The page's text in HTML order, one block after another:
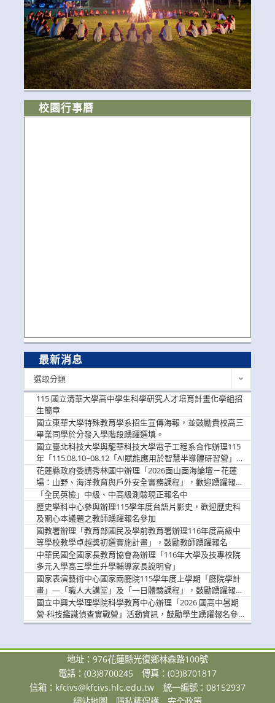
校園行事曆
最新消息
選取分類
115 國立清華大學高中學生科學研究人才培育計畫化學組招
生簡章
國立東華大學特殊教育學系招生宣傳海報，並鼓勵貴校高三
畢業同學於分發入學階段踴躍選填。
國立臺北科技大學與龍華科技大學電子工程系合作辦理115
年「115.08.10~08.12「AI賦能應用於智慧半導體研習營」，
歡迎學生踴躍報名參加
花蓮縣政府委請秀林國中辦理「2026面山面海論壇－花蓮
場：山野、海洋教育與戶外安全實務課程」，歡迎踴躍報名
參加
「全民英檢」中級、中高級測驗現正報名中
歷史學科中心參與辦理115學年度台語片影史，歡迎歷史科
及關心本議題之教師踴躍報名參加
國教署辦理「教育部國民及學前教育署辦理116年度高級中
等學校教學卓越獎初選實施計畫」，鼓勵教師踴躍報名
中華民國全國家長教育協會為辦理「116年大學及技專校院
多元入學高三學生升學輔導家長說明會」
國家表演藝術中心國家兩廳院115學年度上學期「廳院學計
畫」—「職人大講堂」及「一日體驗課程」，鼓勵踴躍報名
參與。
國立中興大學理學院科學教育中心辦理「2026 國高中暑期
營-科技鑑識偵查實戰營」活動資訊，鼓勵學生踴躍報名參
加。
地址：976花蓮縣光復鄉林森路100號
電話：(03)8700245
傳真：(03)8701817
信箱： kfcivs@kfcivs.hlc.edu.tw
統一編號：08152937